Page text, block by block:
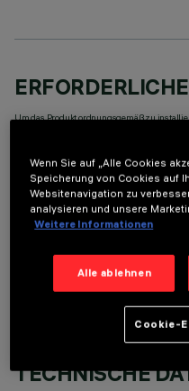
Um das Produkt ordnungsgemäß zu
TECHNISCHE
Wenn Sie auf „Alle Cookies
Speicherung von Cookies auf
Websitenavigation zu
analysieren und unsere
Weitere Informationen
Alle ablehnen
Cookie-